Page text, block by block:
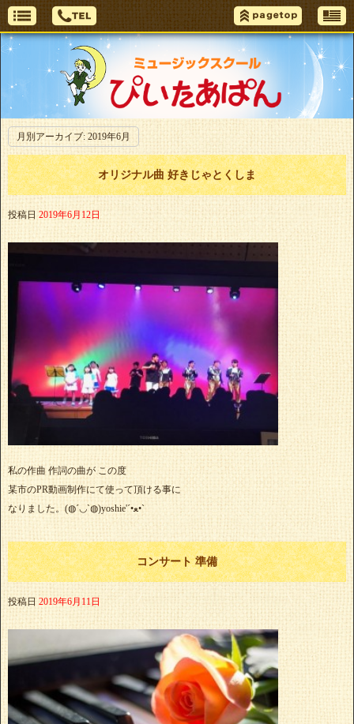
月別アーカイブ: 2019年6月
オリジナル曲 好きじゃとくしま
投稿日 2019年6月12日
私の作曲 作詞の曲が この度
某市のPR動画制作にて使って頂ける事に
なりました。(◍´◡`◍)yoshie'‎´•ﻌ•`
コンサート 準備
投稿日 2019年6月11日